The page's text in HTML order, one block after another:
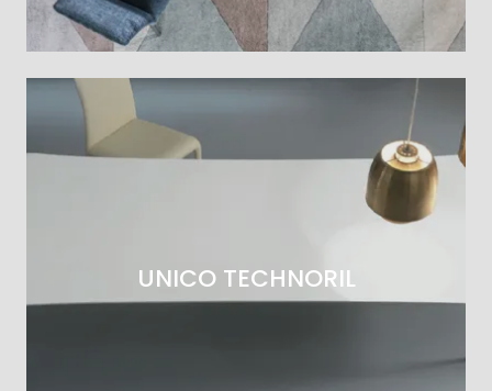
UNICO TECHNORIL